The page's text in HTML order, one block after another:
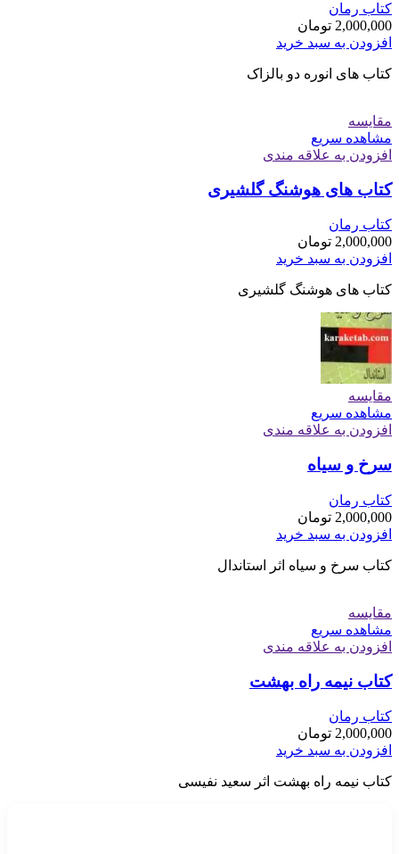
کتاب رمان
2,000,000 تومان
افزودن به سبد خرید
کتاب های انوره دو بالزاک
مقایسه
مشاهده سریع
افزودن به علاقه مندی
کتاب های هوشنگ گلشیری
کتاب رمان
2,000,000 تومان
افزودن به سبد خرید
کتاب های هوشنگ گلشیری
مقایسه
مشاهده سریع
افزودن به علاقه مندی
سرخ و سیاه
کتاب رمان
2,000,000 تومان
افزودن به سبد خرید
کتاب سرخ و سیاه اثر استاندال
مقایسه
مشاهده سریع
افزودن به علاقه مندی
کتاب نیمه راه بهشت
کتاب رمان
2,000,000 تومان
افزودن به سبد خرید
کتاب نیمه راه بهشت اثر سعید نفیسی